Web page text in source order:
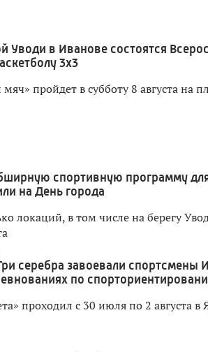
Уводи в Иванове состоятся
3x3
пройдет в субботу 8 августа на
спортивную программу
на День города
локаций, в том числе на берегу
серебра завоевали спортсмены
по
проходил с 30 июля по 2 августа в